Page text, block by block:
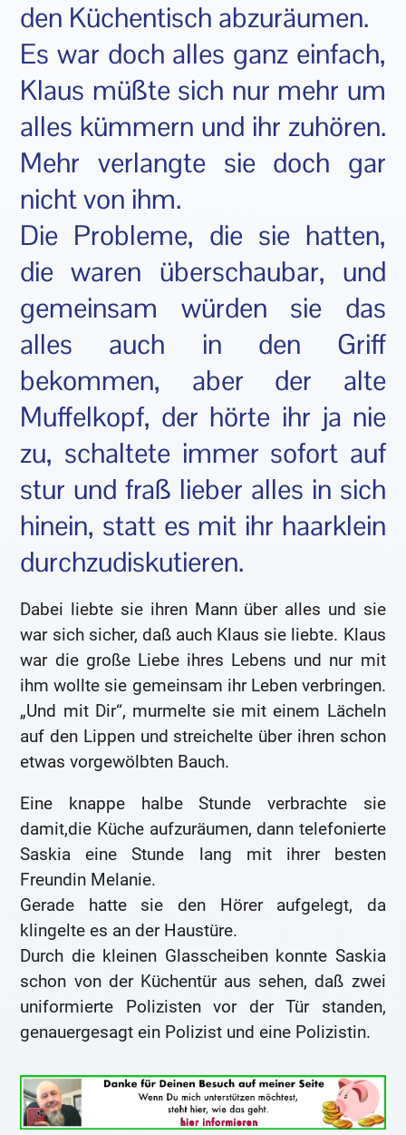
den Küchentisch abzuräumen.
Es war doch alles ganz einfach,
Klaus müßte sich nur mehr um
alles kümmern und ihr zuhören.
Mehr verlangte sie doch gar
nicht von ihm.
Die Probleme, die sie hatten,
die waren überschaubar, und
gemeinsam würden sie das
alles auch in den Griff
bekommen, aber der alte
Muffelkopf, der hörte ihr ja nie
zu, schaltete immer sofort auf
stur und fraß lieber alles in sich
hinein, statt es mit ihr haarklein
durchzudiskutieren.
Dabei liebte sie ihren Mann über alles und sie
war sich sicher, daß auch Klaus sie liebte. Klaus
war die große Liebe ihres Lebens und nur mit
ihm wollte sie gemeinsam ihr Leben verbringen.
„Und mit Dir“, murmelte sie mit einem Lächeln
auf den Lippen und streichelte über ihren schon
etwas vorgewölbten Bauch.
Eine knappe halbe Stunde verbrachte sie
damit,die Küche aufzuräumen, dann telefonierte
Saskia eine Stunde lang mit ihrer besten
Freundin Melanie.
Gerade hatte sie den Hörer aufgelegt, da
klingelte es an der Haustüre.
Durch die kleinen Glasscheiben konnte Saskia
schon von der Küchentür aus sehen, daß zwei
uniformierte Polizisten vor der Tür standen,
genauergesagt ein Polizist und eine Polizistin.